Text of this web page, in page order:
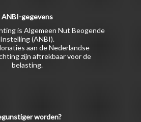
ANBI-gegevens
is Algemeen Nut Beogende
Instelling (ANBI).
aan de Nederlandse
zijn aftrekbaar voor de
belasting.
worden?